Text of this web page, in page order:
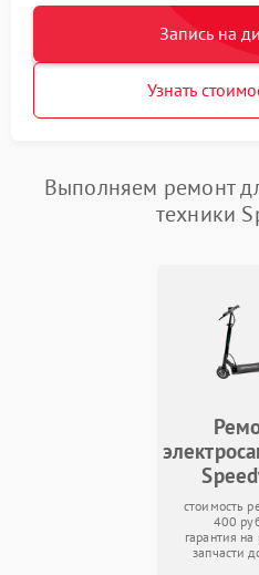
Запись на
Узнать
Выполняем ремонт
техники
стоимость
400
гарантия
запчасти